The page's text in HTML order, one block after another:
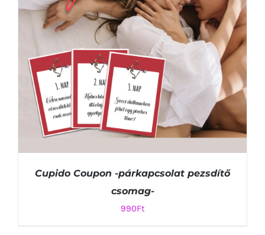
Cupido Coupon -párkapcsolat pezsdítő
csomag-
990Ft